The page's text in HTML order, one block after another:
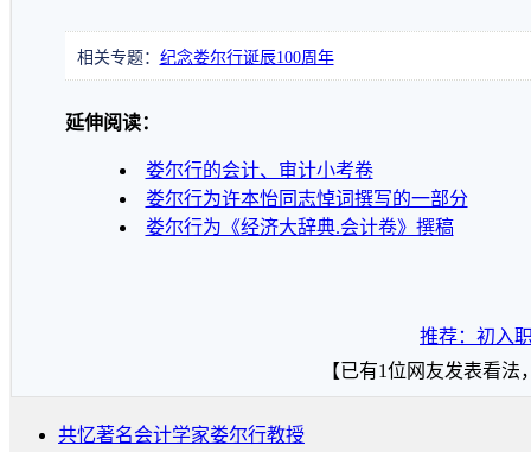
相关专题： 纪念娄尔行诞辰100周年
延伸阅读：
娄尔行的会计、审计小考卷
娄尔行为许本怡同志悼词撰写的一部分
娄尔行为《经济大辞典.会计卷》撰稿
推荐：初入
【已有1位网友发表看法
共忆著名会计学家娄尔行教授